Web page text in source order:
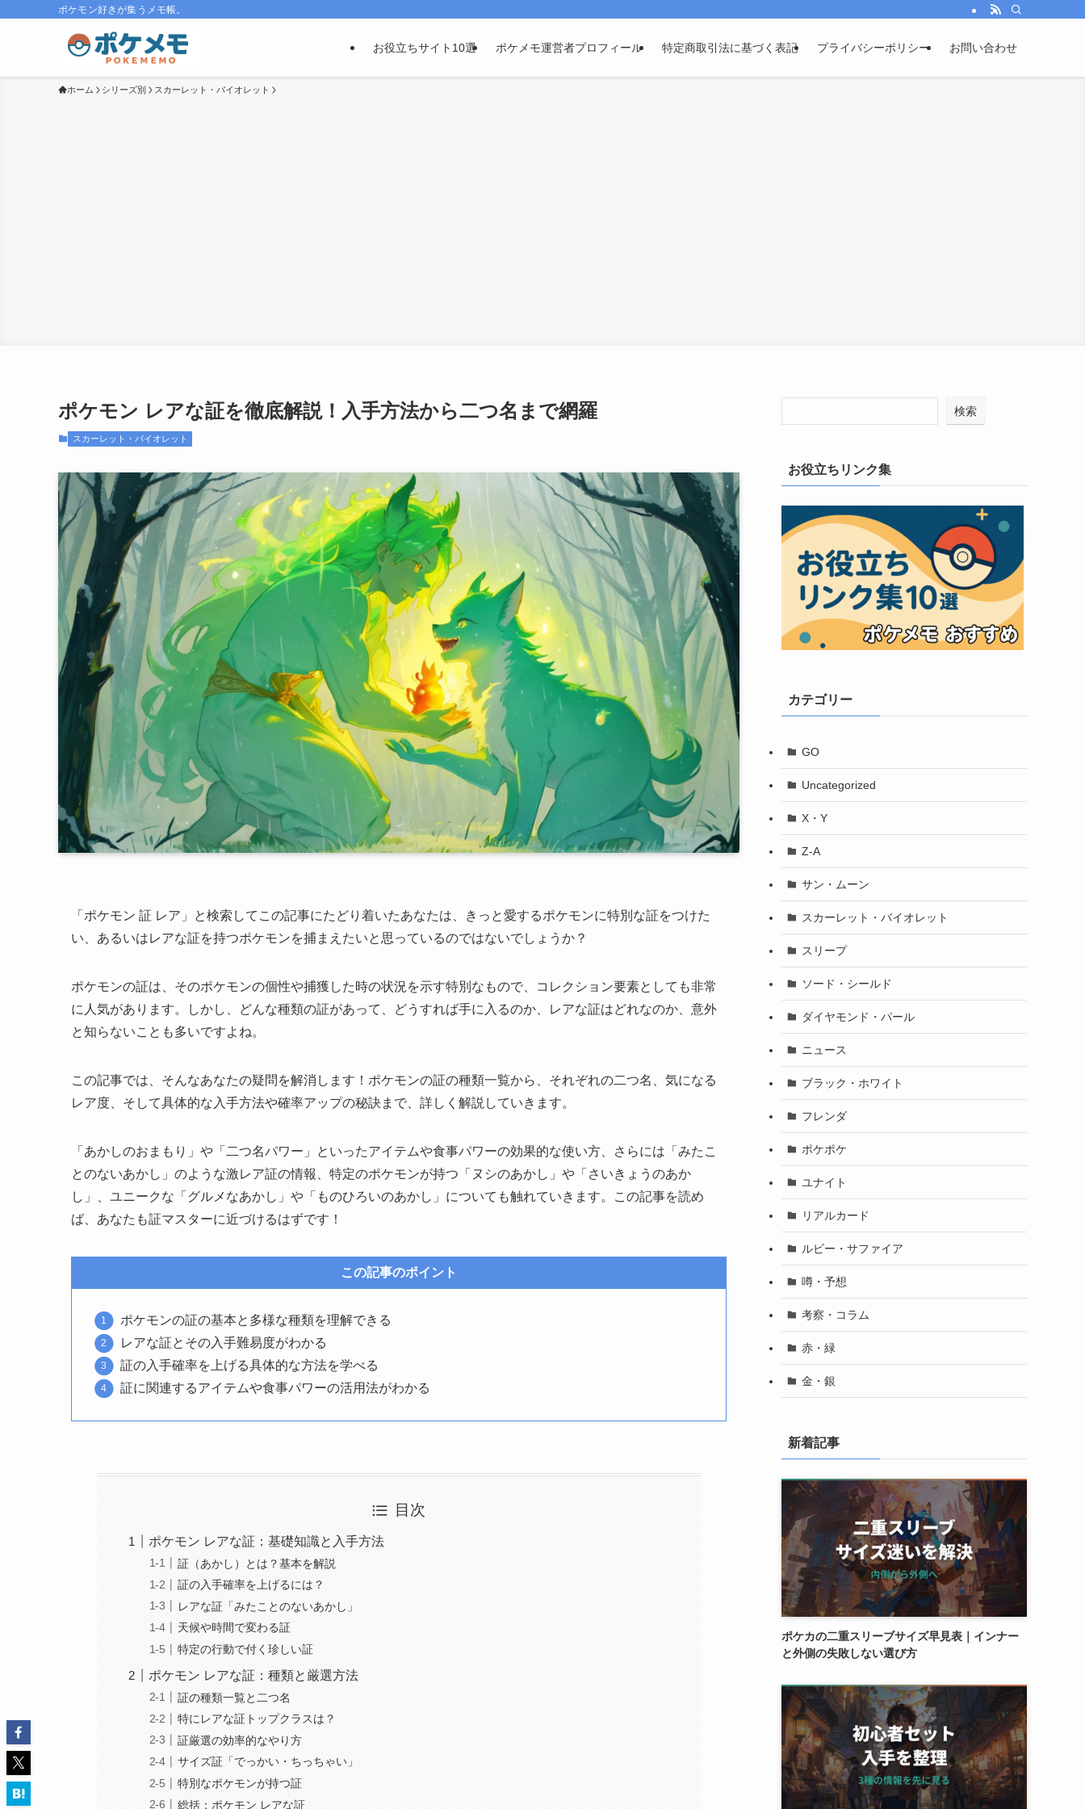
ポケモン好きが集うメモ帳。
お役立ちサイト10選 ポケメモ運営者プロフィール 特定商取引法に基づく表記 プライバシーポリシー お問い合わせ
ホーム シリーズ別 スカーレット・バイオレット
ポケモン レアな証を徹底解説！入手方法から二つ名まで網羅
スカーレット・バイオレット
「ポケモン 証 レア」と検索してこの記事にたどり着いたあなたは、きっと愛するポケモンに特別な証をつけた
い、あるいはレアな証を持つポケモンを捕まえたいと思っているのではないでしょうか？
ポケモンの証は、そのポケモンの個性や捕獲した時の状況を示す特別なもので、コレクション要素としても非常
に人気があります。しかし、どんな種類の証があって、どうすれば手に入るのか、レアな証はどれなのか、意外
と知らないことも多いですよね。
この記事では、そんなあなたの疑問を解消します！ポケモンの証の種類一覧から、それぞれの二つ名、気になる
レア度、そして具体的な入手方法や確率アップの秘訣まで、詳しく解説していきます。
「あかしのおまもり」や「二つ名パワー」といったアイテムや食事パワーの効果的な使い方、さらには「みたこ
とのないあかし」のような激レア証の情報、特定のポケモンが持つ「ヌシのあかし」や「さいきょうのあか
し」、ユニークな「グルメなあかし」や「ものひろいのあかし」についても触れていきます。この記事を読め
ば、あなたも証マスターに近づけるはずです！
この記事のポイント
ポケモンの証の基本と多様な種類を理解できる
レアな証とその入手難易度がわかる
証の入手確率を上げる具体的な方法を学べる
証に関連するアイテムや食事パワーの活用法がわかる
目次
ポケモン レアな証：基礎知識と入手方法
証（あかし）とは？基本を解説
証の入手確率を上げるには？
レアな証「みたことのないあかし」
天候や時間で変わる証
特定の行動で付く珍しい証
ポケモン レアな証：種類と厳選方法
証の種類一覧と二つ名
特にレアな証トップクラスは？
証厳選の効率的なやり方
サイズ証「でっかい・ちっちゃい」
特別なポケモンが持つ証
総括：ポケモン レアな証
検索
お役立ちリンク集
カテゴリー
GO
Uncategorized
X・Y
Z-A
サン・ムーン
スカーレット・バイオレット
スリープ
ソード・シールド
ダイヤモンド・パール
ニュース
ブラック・ホワイト
フレンダ
ポケポケ
ユナイト
リアルカード
ルビー・サファイア
噂・予想
考察・コラム
赤・緑
金・銀
新着記事
ポケカの二重スリーブサイズ早見表｜インナー
と外側の失敗しない選び方